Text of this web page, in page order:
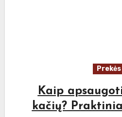
Prekės
Kaip
kačių?